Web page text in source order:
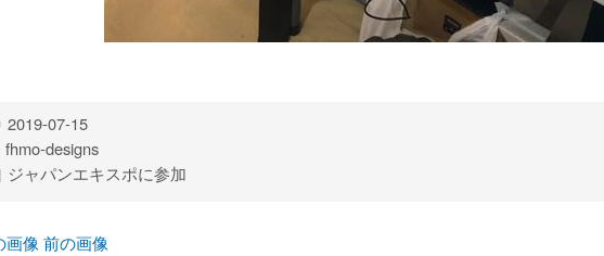
2019-07-15
fhmo-designs
ジャパンエキスポに参加
画像前の画像